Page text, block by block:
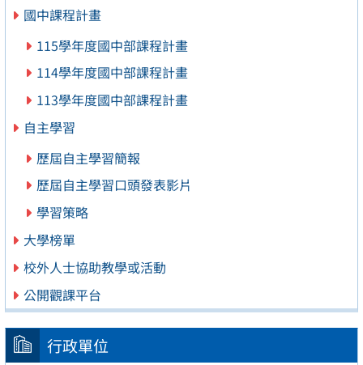
國中課程計畫
115學年度國中部課程計畫
114學年度國中部課程計畫
113學年度國中部課程計畫
自主學習
歷屆自主學習簡報
歷屆自主學習口頭發表影片
學習策略
大學榜單
校外人士協助教學或活動
公開觀課平台
行政單位